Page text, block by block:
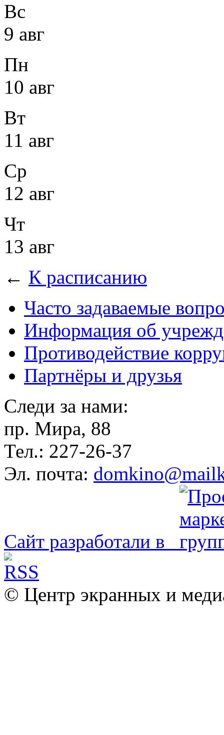
Вс
9 авг
Пн
10 авг
Вт
11 авг
Ср
12 авг
Чт
13 авг
← К расписанию
Часто задаваемые
Информация об
Противодействие
Партнёры и друзья
Следи за нами:
пр. Мира, 88
Тел.: 227-26-37
Эл. почта:
Сайт разработали в
© Центр экранных и